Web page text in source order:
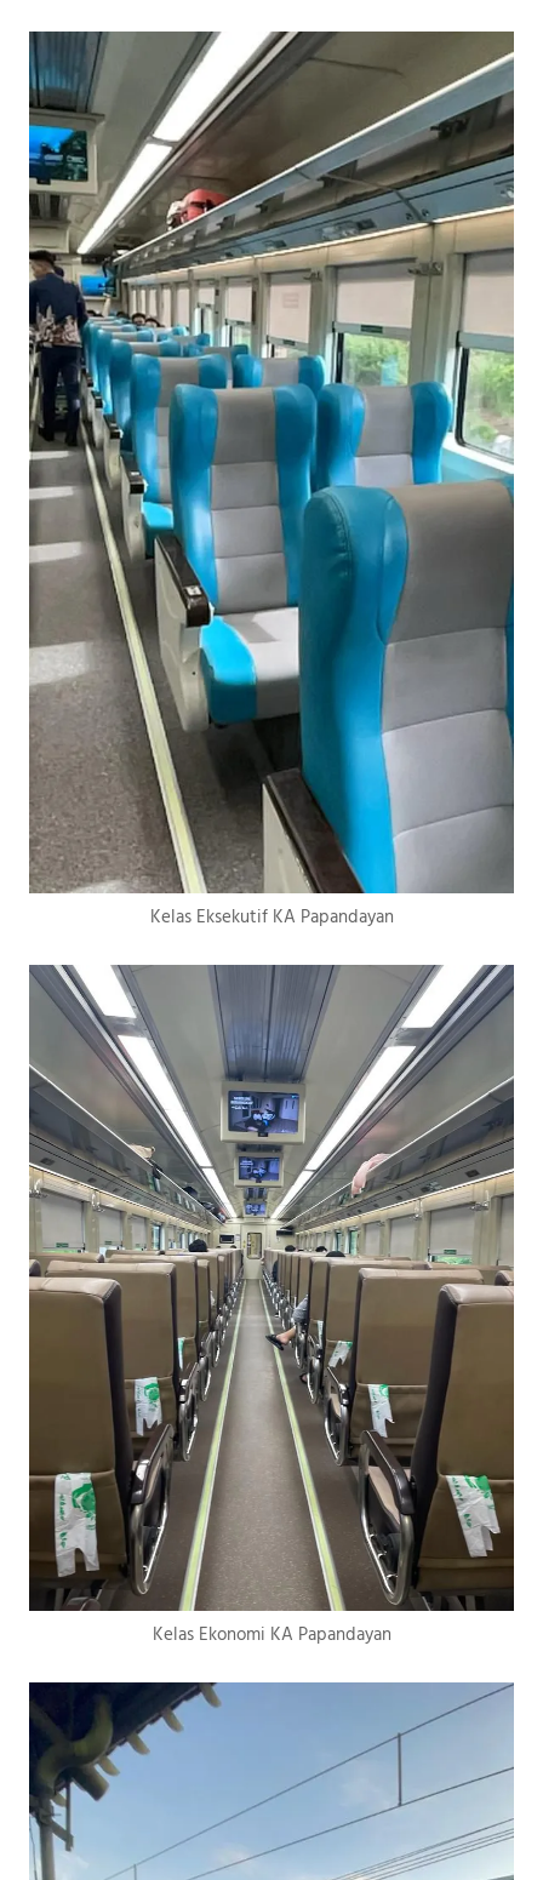
Kelas Eksekutif KA Papandayan
Kelas Ekonomi KA Papandayan